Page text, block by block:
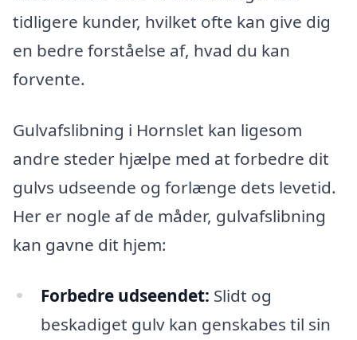
tidligere kunder, hvilket ofte kan give dig
en bedre forståelse af, hvad du kan
forvente.
Gulvafslibning i Hornslet kan ligesom
andre steder hjælpe med at forbedre dit
gulvs udseende og forlænge dets levetid.
Her er nogle af de måder, gulvafslibning
kan gavne dit hjem:
Forbedre udseendet: Slidt og
beskadiget gulv kan genskabes til sin